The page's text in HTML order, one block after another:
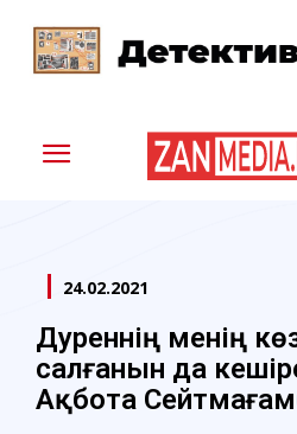
24.02.2021
Дәуреннің менің
салғанын да
Ақбота